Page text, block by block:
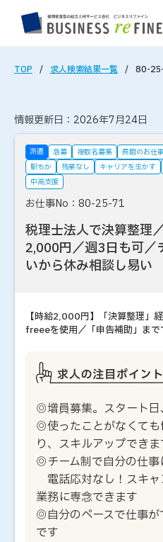
TOP 求人検索結果一覧 80-
情報更新日：2026年7月24日
派遣 急募 複数名募集 長期のお仕事
駅ちか
残業なし キャリアを生かす
中高支援
お仕事No：80-25-71
税理士法人で決算整理
2,000円／週3日も可／
いから休み相談し易い
【時給2,000円】「決算整理」
freeeを使用／「申告補助」ま
◎増員募集。スタート日
◎使ったことがなくて
り、スキルアップできま
◎チーム制で自分の仕事
電話応対なし！スキャ
業務に専念できます
◎自分のペースで仕事が
です